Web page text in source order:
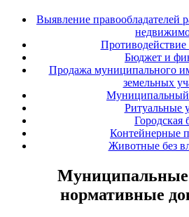
Выявление правообладателей
Бюджет и
Продажа муниципального
земельных
Муниципальный
Ритуальные
Городская
Контейнерные
Животные без
Муниципальные
нормативные